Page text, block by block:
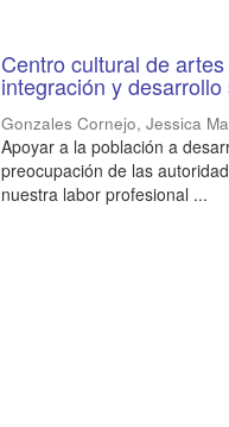
Centro cultural de
integración y
Gonzales Cornejo, Jessica
Apoyar a la población a
preocupación de las
nuestra labor profesional ...